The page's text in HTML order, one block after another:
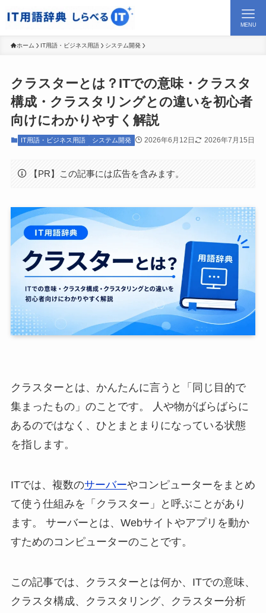
MENU
ホーム IT用語・ビジネス用語 システム開発
クラスターとは？ITでの意味・クラスタ
構成・クラスタリングとの違いを初心者
向けにわかりやすく解説
IT用語・ビジネス用語 システム開発 2026年6月12日 2026年7月15日
【PR】この記事には広告を含みます。
クラスターとは、かんたんに言うと「同じ目的で
集まったもの」のことです。 人や物がばらばらに
あるのではなく、ひとまとまりになっている状態
を指します。
ITでは、複数のサーバーやコンピューターをまとめ
て使う仕組みを「クラスター」と呼ぶことがあり
ます。 サーバーとは、Webサイトやアプリを動か
すためのコンピューターのことです。
この記事では、クラスターとは何か、ITでの意味、
クラスタ構成、クラスタリング、クラスター分析